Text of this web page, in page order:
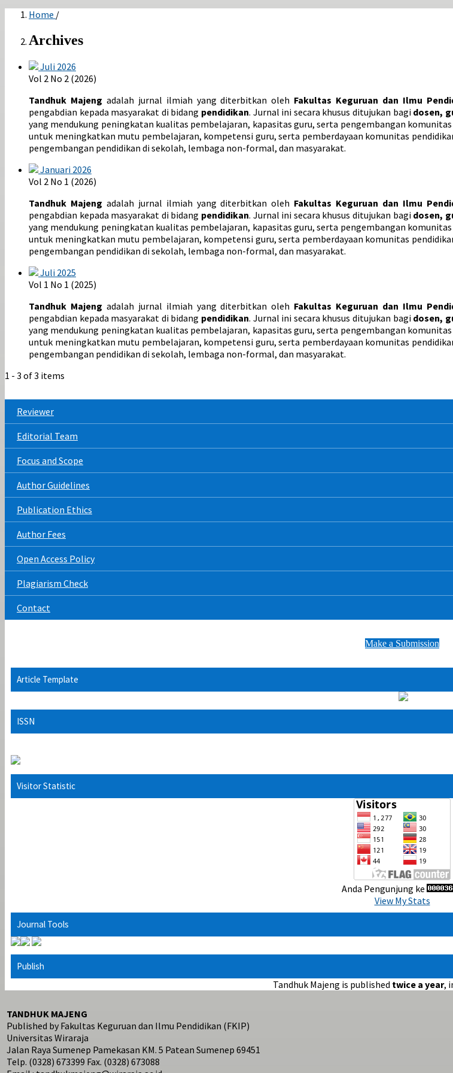
Home /
Archives
Juli 2026
Vol 2 No 2 (2026)
Tandhuk Majeng adalah jurnal ilmiah yang diterbitkan oleh Fakultas Keguruan dan Ilmu
pengabdian kepada masyarakat di bidang pendidikan. Jurnal ini secara khusus ditujukan bagi dosen,
yang mendukung peningkatan kualitas pembelajaran, kapasitas guru, serta pengembangan
untuk meningkatkan mutu pembelajaran, kompetensi guru, serta pemberdayaan komunitas
pengembangan pendidikan di sekolah, lembaga non-formal, dan masyarakat.
Januari 2026
Vol 2 No 1 (2026)
Tandhuk Majeng adalah jurnal ilmiah yang diterbitkan oleh Fakultas Keguruan dan Ilmu
pengabdian kepada masyarakat di bidang pendidikan. Jurnal ini secara khusus ditujukan bagi dosen,
yang mendukung peningkatan kualitas pembelajaran, kapasitas guru, serta pengembangan
untuk meningkatkan mutu pembelajaran, kompetensi guru, serta pemberdayaan komunitas
pengembangan pendidikan di sekolah, lembaga non-formal, dan masyarakat.
Juli 2025
Vol 1 No 1 (2025)
Tandhuk Majeng adalah jurnal ilmiah yang diterbitkan oleh Fakultas Keguruan dan Ilmu
pengabdian kepada masyarakat di bidang pendidikan. Jurnal ini secara khusus ditujukan bagi dosen,
yang mendukung peningkatan kualitas pembelajaran, kapasitas guru, serta pengembangan
untuk meningkatkan mutu pembelajaran, kompetensi guru, serta pemberdayaan komunitas
pengembangan pendidikan di sekolah, lembaga non-formal, dan masyarakat.
1 - 3 of 3 items
Reviewer
Editorial Team
Focus and Scope
Author Guidelines
Publication Ethics
Author Fees
Open Access Policy
Plagiarism Check
Contact
Make a Submission
Article Template
ISSN
Visitor Statistic
Anda Pengunjung ke
View My Stats
Journal Tools
Publish
Tandhuk Majeng is published twice a year,
TANDHUK MAJENG
Published by Fakultas Keguruan dan Ilmu Pendidikan (FKIP)
Universitas Wiraraja
Jalan Raya Sumenep Pamekasan KM. 5 Patean Sumenep 69451
Telp. (0328) 673399 Fax. (0328) 673088